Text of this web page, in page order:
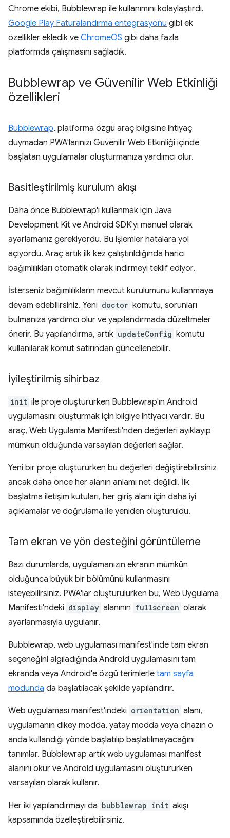
Chrome ekibi, Bubblewrap ile kullanımını kolaylaştırdı.
Google Play Faturalandırma entegrasyonu gibi ek
özellikler ekledik ve ChromeOS gibi daha fazla
platformda çalışmasını sağladık.
Bubblewrap ve Güvenilir Web Etkinliği
özellikleri
Bubblewrap, platforma özgü araç bilgisine ihtiyaç
duymadan PWA'larınızı Güvenilir Web Etkinliği içinde
başlatan uygulamalar oluşturmanıza yardımcı olur.
Basitleştirilmiş kurulum akışı
Daha önce Bubblewrap'ı kullanmak için Java
Development Kit ve Android SDK'yı manuel olarak
ayarlamanız gerekiyordu. Bu işlemler hatalara yol
açıyordu. Araç artık ilk kez çalıştırıldığında harici
bağımlılıkları otomatik olarak indirmeyi teklif ediyor.
İsterseniz bağımlılıkların mevcut kurulumunu kullanmaya
devam edebilirsiniz. Yeni doctor komutu, sorunları
bulmanıza yardımcı olur ve yapılandırmada düzeltmeler
önerir. Bu yapılandırma, artık updateConfig komutu
kullanılarak komut satırından güncellenebilir.
İyileştirilmiş sihirbaz
init ile proje oluştururken Bubblewrap'ın Android
uygulamasını oluşturmak için bilgiye ihtiyacı vardır. Bu
araç, Web Uygulama Manifesti'nden değerleri ayıklayıp
mümkün olduğunda varsayılan değerleri sağlar.
Yeni bir proje oluştururken bu değerleri değiştirebilirsiniz
ancak daha önce her alanın anlamı net değildi. İlk
başlatma iletişim kutuları, her giriş alanı için daha iyi
açıklamalar ve doğrulama ile yeniden oluşturuldu.
Tam ekran ve yön desteğini görüntüleme
Bazı durumlarda, uygulamanızın ekranın mümkün
olduğunca büyük bir bölümünü kullanmasını
isteyebilirsiniz. PWA'lar oluşturulurken bu, Web Uygulama
Manifesti'ndeki display alanının fullscreen olarak
ayarlanmasıyla uygulanır.
Bubblewrap, web uygulaması manifest'inde tam ekran
seçeneğini algıladığında Android uygulamasını tam
ekranda veya Android'e özgü terimlerle tam sayfa
modunda da başlatılacak şekilde yapılandırır.
Web uygulaması manifest'indeki orientation alanı,
uygulamanın dikey modda, yatay modda veya cihazın o
anda kullandığı yönde başlatılıp başlatılmayacağını
tanımlar. Bubblewrap artık web uygulaması manifest
alanını okur ve Android uygulamasını oluştururken
varsayılan olarak kullanır.
Her iki yapılandırmayı da bubblewrap init akışı
kapsamında özelleştirebilirsiniz.